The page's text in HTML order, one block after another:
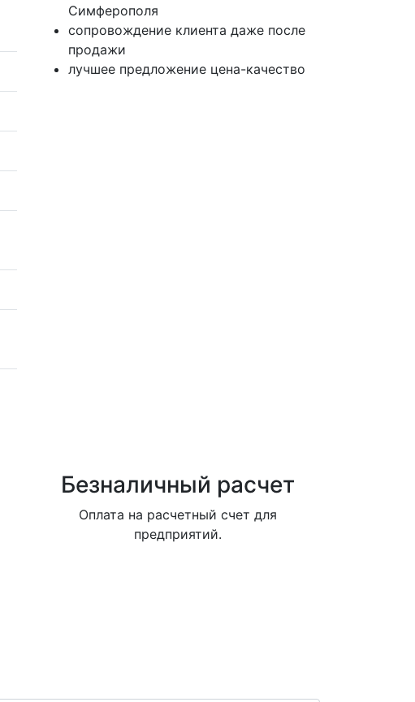
Симферополя
сопровождение клиента даже после
продажи
лучшее предложение цена-качество
Безналичный расчет
Оплата на расчетный счет для
предприятий.